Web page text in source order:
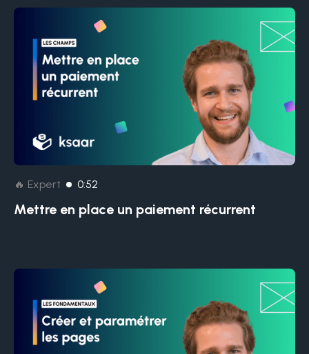
🔥 Expert 0:52
Mettre en place un paiement récurrent